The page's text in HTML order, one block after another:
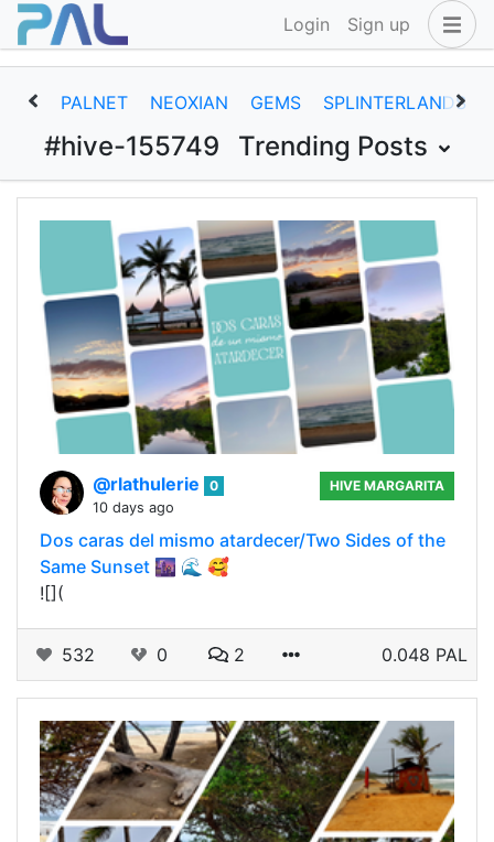
Login Sign up
PALNET NEOXIAN GEMS SPLINTERLANDS
#hive-155749 Trending Posts
@rlathulerie
0
10 days ago
HIVE MARGARITA
Dos caras del mismo atardecer/Two Sides of the
Same Sunset 🌆 🌊 🥰
![](
532 0 2 0.048 PAL